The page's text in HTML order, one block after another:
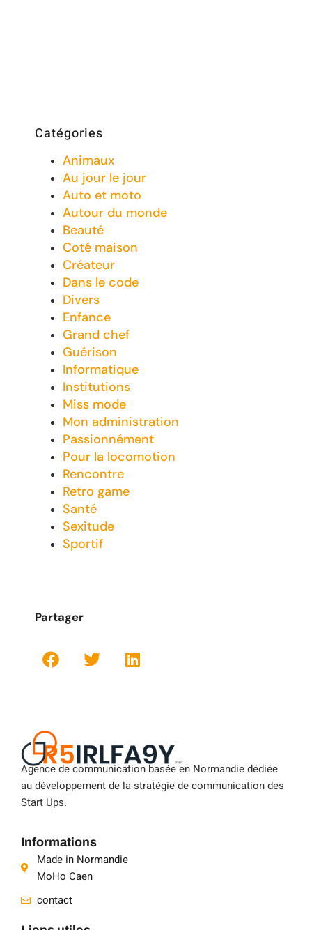
Catégories
Animaux
Au jour le jour
Auto et moto
Autour du monde
Beauté
Coté maison
Créateur
Dans le code
Divers
Enfance
Grand chef
Guérison
Informatique
Institutions
Miss mode
Mon administration
Passionnément
Pour la locomotion
Rencontre
Retro game
Santé
Sexitude
Sportif
Partager
Agence de communication basée en Normandie dédiée
au développement de la stratégie de communication des
Start Ups.
Informations
Made in Normandie
MoHo Caen
contact